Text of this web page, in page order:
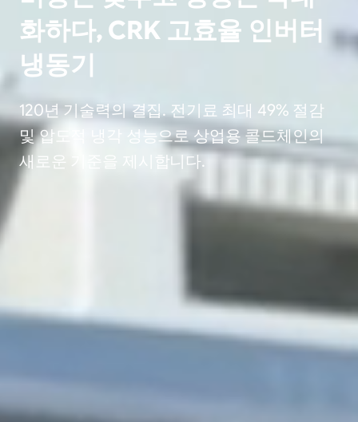
화하다, CRK 고효율 인버터
냉동기
120년 기술력의 결집. 전기료 최대 49% 절감
및 압도적 냉각 성능으로 상업용 콜드체인의
새로운 기준을 제시합니다.